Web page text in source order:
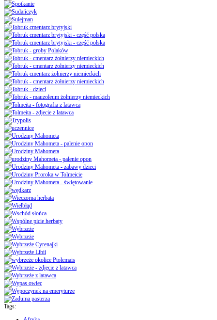
Tags: